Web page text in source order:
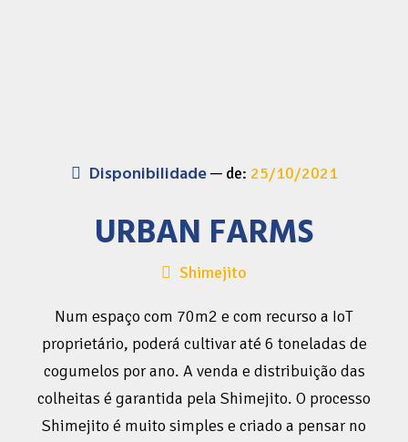
Disponibilidade de: 25/10/2021
URBAN FARMS
Shimejito
Num espaço com 70m2 e com recurso a IoT
proprietário, poderá cultivar até 6 toneladas de
cogumelos por ano. A venda e distribuição das
colheitas é garantida pela Shimejito. O processo
Shimejito é muito simples e criado a pensar no